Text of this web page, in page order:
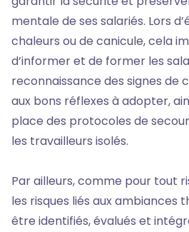
mentale de ses salariés. Lors
chaleurs ou de canicule, cela
d’informer et de former les
reconnaissance des signes de
aux bons réflexes à adopter,
place des protocoles de
les travailleurs isolés.
Par ailleurs, comme pour tout
les risques liés aux ambiances
être identifiés, évalués et